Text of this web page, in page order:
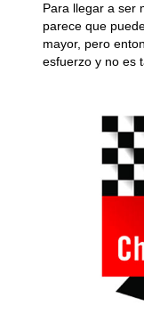
Para llegar a ser
parece que
mayor, pero
esfuerzo y no es